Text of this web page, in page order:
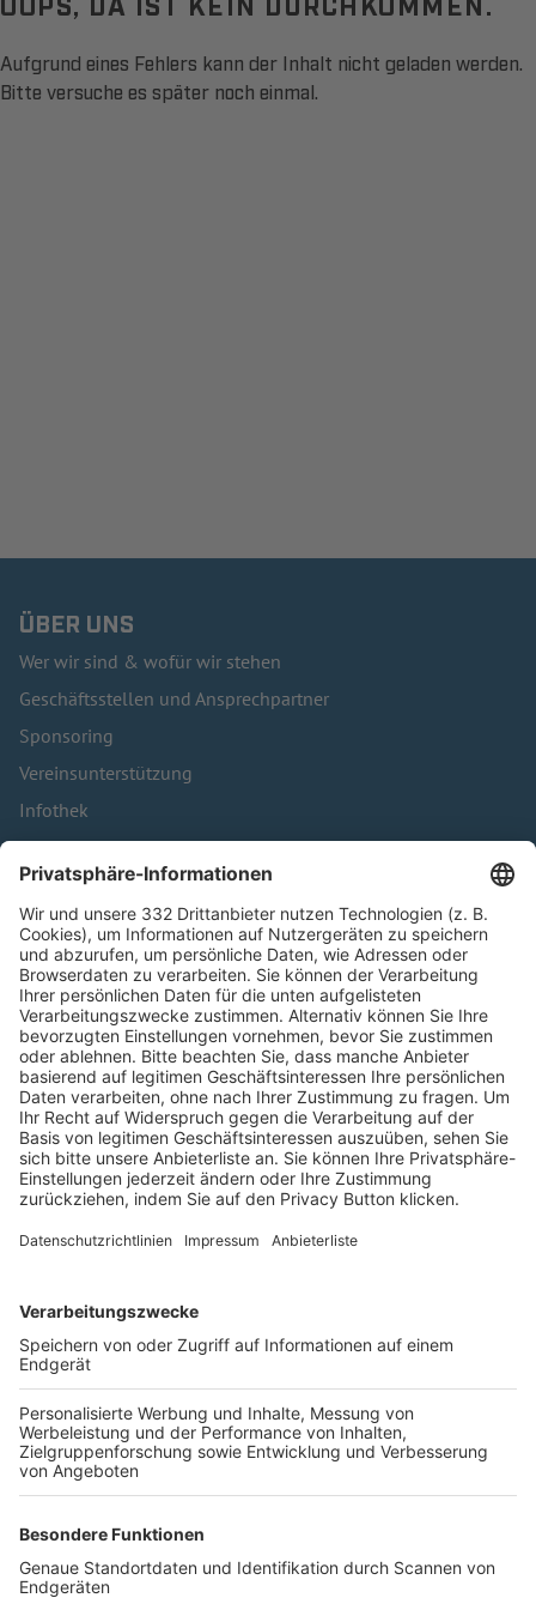
Aufgrund eines Fehlers kann der Inhalt nicht geladen werden.
Bitte versuche es später noch einmal.
ÜBER UNS
Wer wir sind & wofür wir stehen
Geschäftsstellen und Ansprechpartner
Sponsoring
Vereinsunterstützung
Infothek
Kontakt
HÄUFIG BESUCHTE SEITEN
Pässe und Vereinswechsel
Trainerausbildung
Schulungsangebot Vereinsmitarbeiter
BFV-Geschäftsstellen
Trainerbörse
Login SpielPlus
FOLGE DEM BFV
TOP-VEREINE
TOP-PARTNER